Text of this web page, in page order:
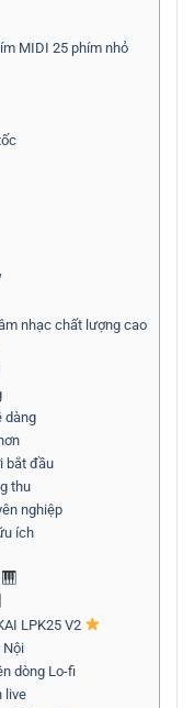
MIDI 25 phím nhỏ
nhạc chất lượng cao
dàng
bắt đầu
thu
nghiệp
ích
LPK25 V2
Nội
dòng Lo-fi
live